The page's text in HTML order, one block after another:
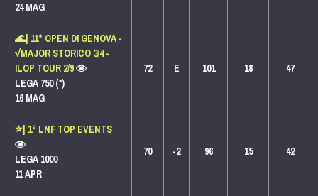
24 MAG
🌊| 11° OPEN DI GENOVA -
√MAJOR STORICO 3/4 -
ILOP TOUR 2/9
LEGA 750 (*)
16 MAG
72 E 101 18 47
⭐️| 1° LNF TOP EVENTS
LEGA 1000
11 APR
70 -2 96 15 42